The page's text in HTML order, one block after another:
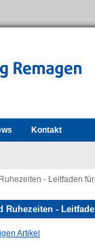
Kontakt
- Leitfaden
Ruhezeiten -
Artikel